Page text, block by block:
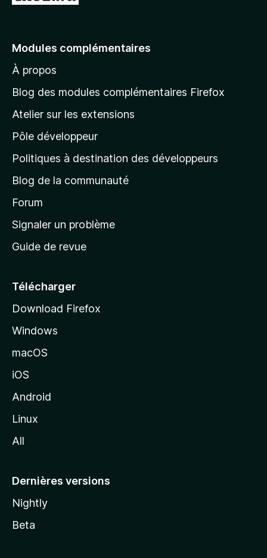
e
à
l
p
a
g
d
a
c
e
l
d
o
z
l
Modules complémentaires
À propos
Blog des modules complémentaires Firefox
Atelier sur les extensions
Pôle développeur
Politiques à destination des développeurs
Blog de la communauté
Forum
Signaler un problème
Guide de revue
Télécharger
Download Firefox
Windows
macOS
iOS
Android
Linux
All
Dernières versions
Nightly
Beta